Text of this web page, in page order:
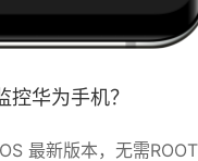
控华为手机？
最新版本，无需